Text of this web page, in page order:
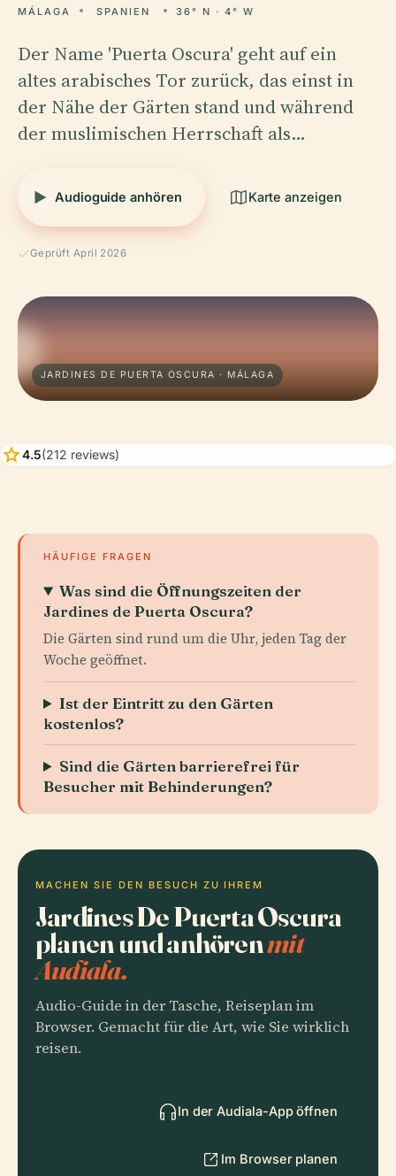
MÁLAGA SPANIEN 36° N · 4° W
Der Name 'Puerta Oscura' geht auf ein
altes arabisches Tor zurück, das einst in
der Nähe der Gärten stand und während
der muslimischen Herrschaft als…
Audioguide anhören Karte anzeigen
Geprüft April 2026
JARDINES DE PUERTA OSCURA · MÁLAGA
star4.5(212 reviews)
HÄUFIGE FRAGEN
Was sind die Öffnungszeiten der
Jardines de Puerta Oscura?
Die Gärten sind rund um die Uhr, jeden Tag der
Woche geöffnet.
Ist der Eintritt zu den Gärten
kostenlos?
Sind die Gärten barrierefrei für
Besucher mit Behinderungen?
MACHEN SIE DEN BESUCH ZU IHREM
Jardines De Puerta Oscura
planen und anhörenmit
Audiala.
Audio-Guide in der Tasche, Reiseplan im
Browser. Gemacht für die Art, wie Sie wirklich
reisen.
In der Audiala-App öffnen
Im Browser planen